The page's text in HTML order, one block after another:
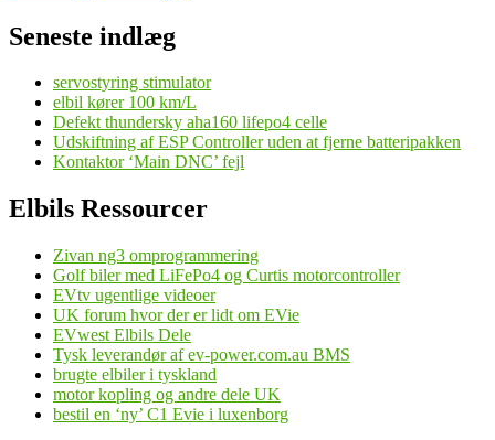
Seneste indlæg
servostyring stimulator
elbil kører 100 km/L
Defekt thundersky aha160 lifepo4 celle
Udskiftning af ESP Controller uden at fjerne batteripakken
Kontaktor ‘Main DNC’ fejl
Elbils Ressourcer
Zivan ng3 omprogrammering
Golf biler med LiFePo4 og Curtis motorcontroller
EVtv ugentlige videoer
UK forum hvor der er lidt om EVie
EVwest Elbils Dele
Tysk leverandør af ev-power.com.au BMS
brugte elbiler i tyskland
motor kopling og andre dele UK
bestil en ‘ny’ C1 Evie i luxenborg